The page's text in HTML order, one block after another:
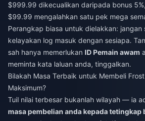
$999.99 dikecualikan daripada bonus
$99.99 mengalahkan satu pek mega
Perangkap biasa untuk dielakkan:
kelayakan log masuk dengan sesiapa.
sah hanya memerlukan ID Pemain awam
meminta kata laluan anda, tinggalkan.
Bilakah Masa Terbaik untuk Membeli
Maksimum?
Tuil nilai terbesar bukanlah wilayah — ia
masa pembelian anda kepada tetingkap